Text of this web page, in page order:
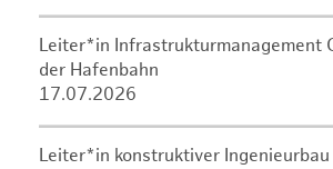
Leiter*in Infrastrukturmanagement
der Hafenbahn
17.07.2026
Leiter*in konstruktiver